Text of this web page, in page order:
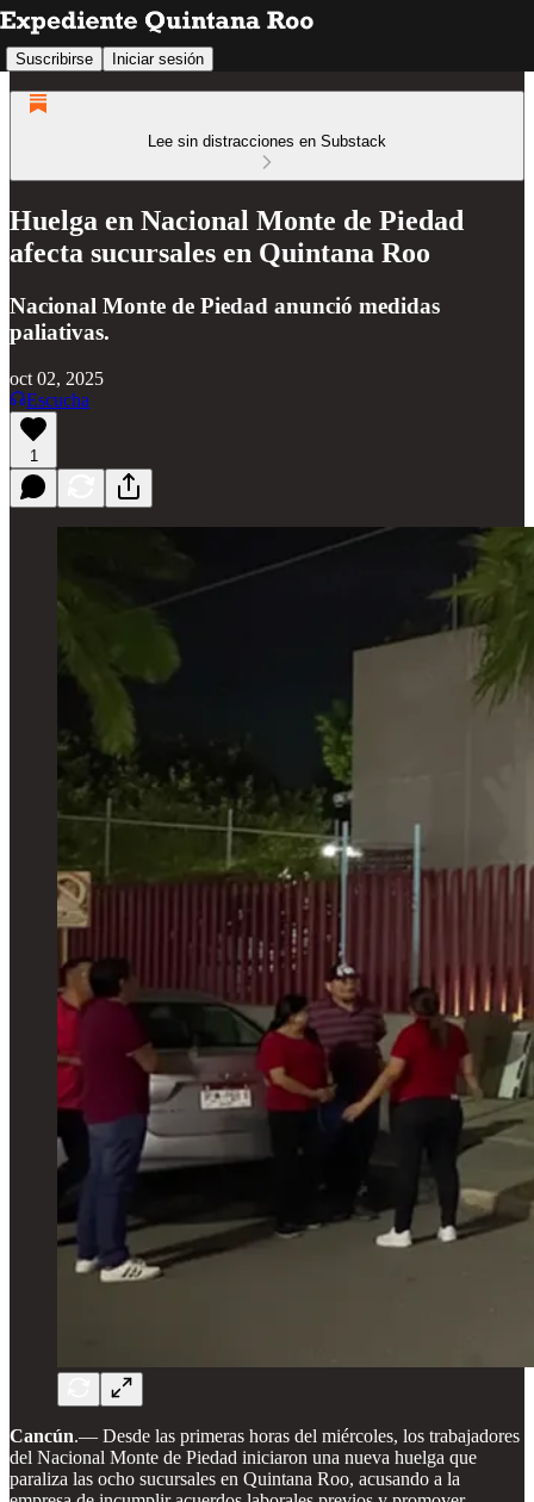
Suscribirse Iniciar sesión
Lee sin distracciones en Substack
Huelga en Nacional Monte de Piedad
afecta sucursales en Quintana Roo
Nacional Monte de Piedad anunció medidas
paliativas.
oct 02, 2025
Escucha
1
Cancún.— Desde las primeras horas del miércoles, los trabajadores
del Nacional Monte de Piedad iniciaron una nueva huelga que
paraliza las ocho sucursales en Quintana Roo, acusando a la